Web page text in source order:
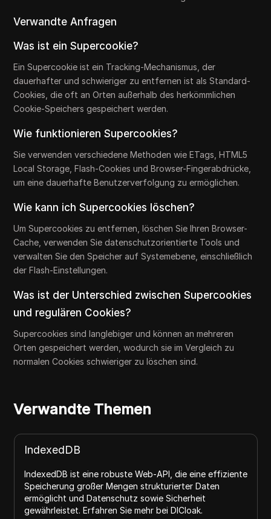
Verwandte Anfragen
Was ist ein Supercookie?
Ein Supercookie ist ein Tracking-Mechanismus, der
dauerhafter und schwieriger zu entfernen ist als Standard-
Cookies, die oft an Orten außerhalb des herkömmlichen
Cookie-Speichers gespeichert werden.
Wie funktionieren Supercookies?
Sie verwenden verschiedene Methoden wie ETags, HTML5
Local Storage, Flash-Cookies und Browser-Fingerabdrücke,
um eine dauerhafte Benutzerverfolgung zu ermöglichen.
Wie kann ich Supercookies löschen?
Um Supercookies zu entfernen, löschen Sie Ihren Browser-
Cache, verwenden Sie datenschutzorientierte Tools und
verwalten Sie den Speicher auf Systemebene, einschließlich
der Flash-Einstellungen.
Was ist der Unterschied zwischen Supercookies
und regulären Cookies?
Supercookies sind langlebiger und können an mehreren
Orten gespeichert werden, wodurch sie im Vergleich zu
normalen Cookies schwieriger zu löschen sind.
Verwandte Themen
IndexedDB
IndexedDB ist eine robuste Web-API, die eine effiziente
Speicherung großer Mengen strukturierter Daten
ermöglicht und Datenschutz sowie Sicherheit
gewährleistet. Erfahren Sie mehr bei DICloak.